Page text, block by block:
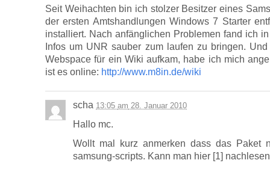
Seit Weihachten bin ich stolzer Besitzer eines
der ersten Amtshandlungen Windows 7 Starter
installiert. Nach anfänglichen Problemen fand ich
Infos um UNR sauber zum laufen zu bringen.
Webspace für ein Wiki aufkam, habe ich mich
ist es online: http://www.m8in.de/wiki
scha 13:05 am 28. Januar 2010
Hallo mc.
Wollt mal kurz anmerken dass das Paket
samsung-scripts. Kann man hier [1]